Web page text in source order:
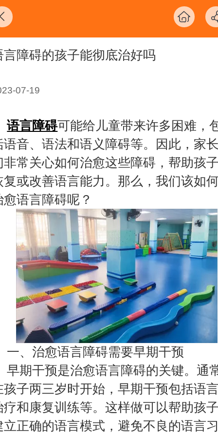
言障碍的孩子能彻底治好吗
07-19
语言障碍可能给儿童带来许多困难，
语音、语法和语义障碍等。因此，家长
非常关心如何治愈这些障碍，帮助孩子
复或改善语言能力。那么，我们该如何
愈语言障碍呢？
一、治愈语言障碍需要早期干预
早期干预是治愈语言障碍的关键。通
孩子两三岁时开始，早期干预包括语言
疗和康复训练等。这样做可以帮助孩子
立正确的语言模式，避免不良的语言习